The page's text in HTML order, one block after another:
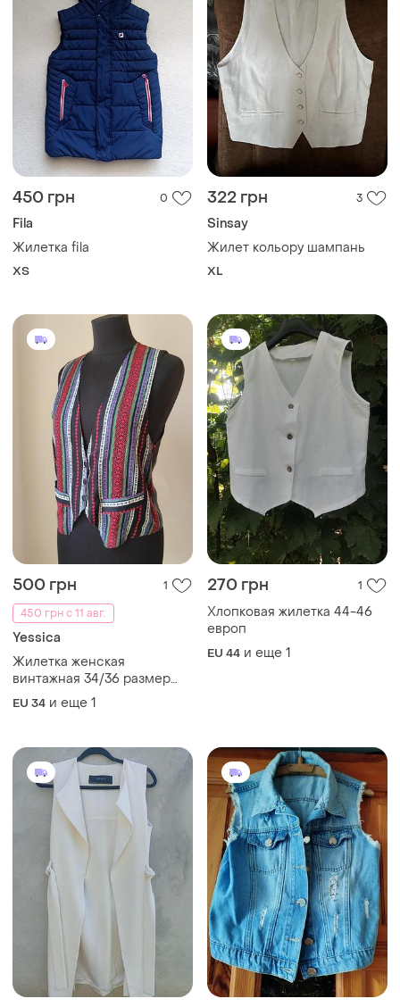
450 грн 0
Fila
Жилетка fila
ХS
322 грн 3
Sinsay
Жилет кольору шампань
XL
500 грн
1
450 грн с 11 авг.
Yessica
Жилетка женская
винтажная 34/36 размер
yessica цветная в
вертикальную полоску
EU 34 и еще 1
270 грн 1
Хлопковая жилетка 44-46
европ
EU 44 и еще 1